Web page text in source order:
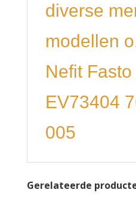
diverse
modellen
Nefit
EV73404
005
Gerelateerde